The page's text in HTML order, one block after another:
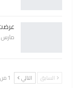
مارس 23, 2024
السابق التالي 1 من 13٬790